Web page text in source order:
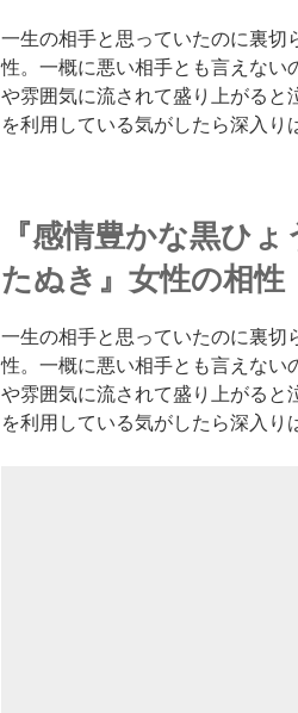
一生の相手と思っていたのに裏切
性。一概に悪い相手とも言えない
や雰囲気に流されて盛り上がると
を利用している気がしたら深入り
『感情豊かな黒ひ
たぬき』女性の相性
一生の相手と思っていたのに裏切
性。一概に悪い相手とも言えない
や雰囲気に流されて盛り上がると
を利用している気がしたら深入り